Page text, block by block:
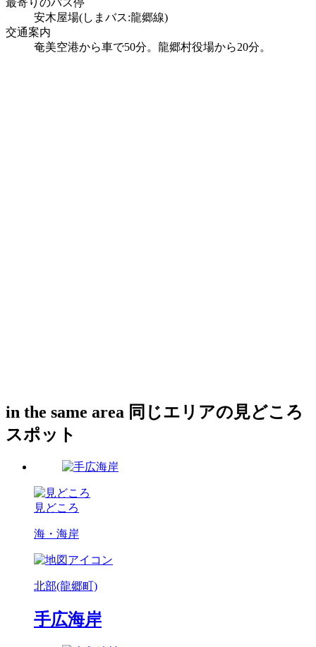
最寄りのバス停
安木屋場(しまバス:龍郷線)
交通案内
奄美空港から車で50分。龍郷村役場から20分。
in the same area 同じエリアの見どころ
スポット
見どころ
海・海岸
北部(龍郷町)
手広海岸